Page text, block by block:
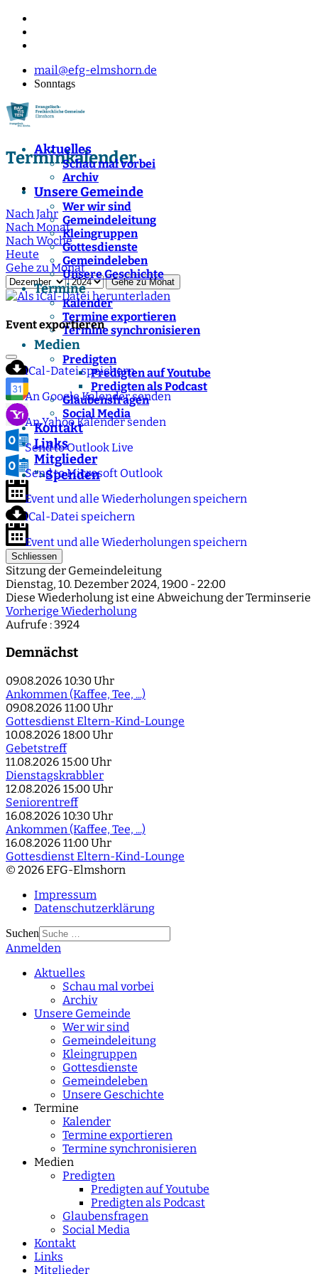
mail@efg-elmshorn.de
Sonntags
Aktuelles
Schau mal vorbei
Archiv
Unsere Gemeinde
Wer wir sind
Gemeindeleitung
Kleingruppen
Gottesdienste
Gemeindeleben
Unsere Geschichte
Termine
Kalender
Termine exportieren
Termine synchronisieren
Medien
Predigten
Predigten auf Youtube
Predigten als Podcast
Glaubensfragen
Social Media
Kontakt
Links
Mitglieder
">Spenden
Terminkalender
Nach Jahr
Nach Monat
Nach Woche
Heute
Gehe zu Monat
Gehe zu Monat
Event exportieren
iCal-Datei speichern
An Google Kalender senden
An Yahoo Kalender senden
Send to Outlook Live
Send to Microsoft Outlook
Event und alle Wiederholungen speichern
iCal-Datei speichern
Event und alle Wiederholungen speichern
Schliessen
Sitzung der Gemeindeleitung
Dienstag, 10. Dezember 2024, 19:00 - 22:00
Diese Wiederholung ist eine Abweichung der Terminserie
Vorherige Wiederholung
Aufrufe : 3924
Demnächst
09.08.2026 10:30 Uhr
Ankommen (Kaffee, Tee, ...)
09.08.2026 11:00 Uhr
Gottesdienst Eltern-Kind-Lounge
10.08.2026 18:00 Uhr
Gebetstreff
11.08.2026 15:00 Uhr
Dienstagskrabbler
12.08.2026 15:00 Uhr
Seniorentreff
16.08.2026 10:30 Uhr
Ankommen (Kaffee, Tee, ...)
16.08.2026 11:00 Uhr
Gottesdienst Eltern-Kind-Lounge
© 2026 EFG-Elmshorn
Impressum
Datenschutzerklärung
Suchen
Type 2 or more
Anmelden
Aktuelles
Schau mal vorbei
Archiv
Unsere Gemeinde
Wer wir sind
Gemeindeleitung
Kleingruppen
Gottesdienste
Gemeindeleben
Unsere Geschichte
Termine
Kalender
Termine exportieren
Termine synchronisieren
Medien
Predigten
Predigten auf Youtube
Predigten als Podcast
Glaubensfragen
Social Media
Kontakt
Links
Mitglieder